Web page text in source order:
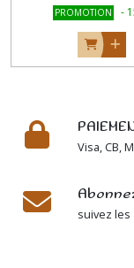
PROMOTION -
Visa, CB,
suivez